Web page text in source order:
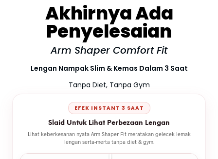
Akhirnya Ada
Penyelesaian
Arm Shaper Comfort Fit
Lengan Nampak Slim & Kemas Dalam 3 Saat
Tanpa Diet, Tanpa Gym
EFEK INSTANT 3 SAAT
Slaid Untuk Lihat Perbezaan Lengan
Lihat keberkesanan nyata Arm Shaper Fit meratakan gelecek lemak
lengan serta-merta tanpa diet & gym.